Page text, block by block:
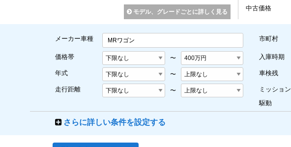
モデル、グレードごとに詳しく見る 中古価格
メーカー車種 MRワゴン
価格帯 〜
年式 〜
走行距離 〜
市町村
入庫時期
車検残
ミッション
駆動
さらに詳しい条件を設定する